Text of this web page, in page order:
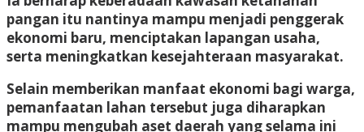
pangan itu nantinya mampu menjadi penggerak
ekonomi baru, menciptakan lapangan usaha,
serta meningkatkan kesejahteraan masyarakat.
Selain memberikan manfaat ekonomi bagi warga,
pemanfaatan lahan tersebut juga diharapkan
mampu mengubah aset daerah yang selama ini